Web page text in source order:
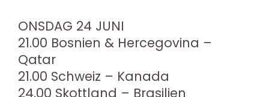
ONSDAG 24 JUNI
21.00 Bosnien & Hercegovina –
Qatar
21.00 Schweiz – Kanada
24.00 Skottland – Brasilien